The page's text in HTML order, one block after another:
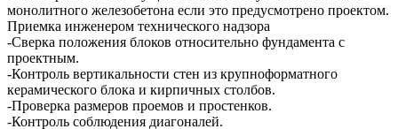
монолитного железобетона если это предусмотрено проектом.
Приемка инженером технического надзора
-Сверка положения блоков относительно фундамента с
проектным.
-Контроль вертикальности стен из крупноформатного
керамического блока и кирпичных столбов.
-Проверка размеров проемов и простенков.
-Контроль соблюдения диагоналей.